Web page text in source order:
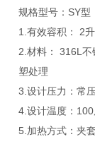
规格型号：SY型
1.有效容积： 2升
2.材料： 316L
塑处理
3.设计压力：常
4.设计温度：
5.加热方式：夹